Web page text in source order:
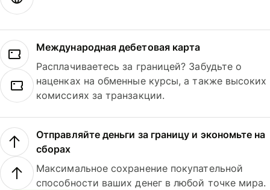
Международная дебетовая карта
Расплачиваетесь за границей? Забудьте о
наценках на обменные курсы, а также высоких
комиссиях за транзакции.
Отправляйте деньги за границу и экономьте на
сборах
Максимальное сохранение покупательной
способности ваших денег в любой точке мира.